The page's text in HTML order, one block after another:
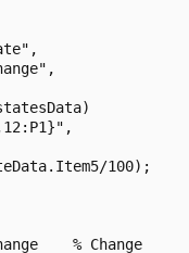
% Change